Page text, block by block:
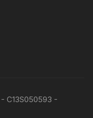
C13S050593 -